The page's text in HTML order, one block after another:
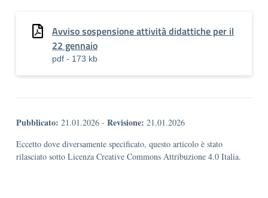
Avviso sospensione attività didattiche per il
22 gennaio
pdf - 173 kb
Pubblicato: 21.01.2026 - Revisione: 21.01.2026
Eccetto dove diversamente specificato, questo articolo è stato
rilasciato sotto Licenza Creative Commons Attribuzione 4.0 Italia.